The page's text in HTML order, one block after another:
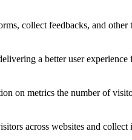
collect feedbacks, and other
a better user experience
on metrics the number of
across websites and